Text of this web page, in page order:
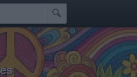
